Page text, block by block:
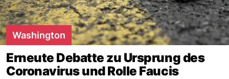
Washington
Erneute Debatte zu Ursprung des
Coronavirus und Rolle Faucis